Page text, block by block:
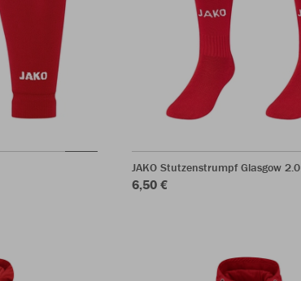
JAKO Stutzenstrumpf Glasgow 2.0
6,50 €